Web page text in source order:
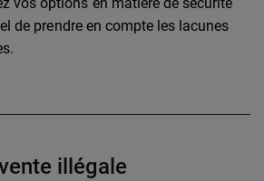
de prendre en compte les lacunes
illégale